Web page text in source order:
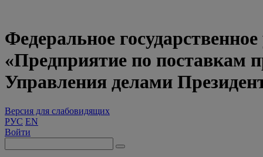
Федеральное
«Предприятие по поставкам
Управления делами
Версия для слабовидящих
РУС EN
Войти